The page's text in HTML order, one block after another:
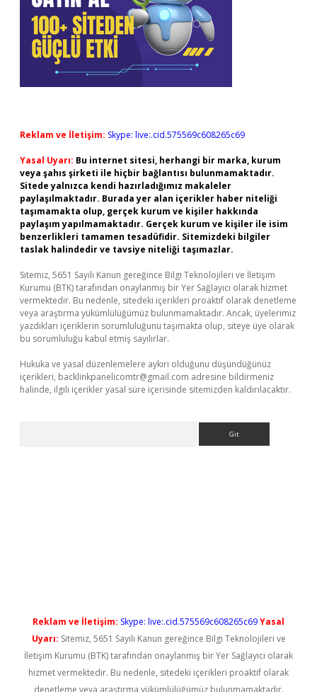
Reklam ve İletişim: Skype: live:.cid.575569c608265c69
Yasal Uyarı: Bu internet sitesi, herhangi bir marka, kurum
veya şahıs şirketi ile hiçbir bağlantısı bulunmamaktadır.
Sitede yalnızca kendi hazırladığımız makaleler
paylaşılmaktadır. Burada yer alan içerikler haber niteliği
taşımamakta olup, gerçek kurum ve kişiler hakkında
paylaşım yapılmamaktadır. Gerçek kurum ve kişiler ile isim
benzerlikleri tamamen tesadüfidir. Sitemizdeki bilgiler
taslak halindedir ve tavsiye niteliği taşımazlar.
Sitemiz, 5651 Sayılı Kanun gereğince Bilgi Teknolojileri ve İletişim
Kurumu (BTK) tarafından onaylanmış bir Yer Sağlayıcı olarak hizmet
vermektedir. Bu nedenle, sitedeki içerikleri proaktif olarak denetleme
veya araştırma yükümlülüğümüz bulunmamaktadır. Ancak, üyelerimiz
yazdıkları içeriklerin sorumluluğunu taşımakta olup, siteye üye olarak
bu sorumluluğu kabul etmiş sayılırlar.
Hukuka ve yasal düzenlemelere aykırı olduğunu düşündüğünüz
içerikleri, backlinkpanelicomtr@gmail.com adresine bildirmeniz
halinde, ilgili içerikler yasal süre içerisinde sitemizden kaldırılacaktır.
Reklam ve İletişim: Skype: live:.cid.575569c608265c69Yasal
Uyarı: Sitemiz, 5651 Sayılı Kanun gereğince Bilgi Teknolojileri ve
İletişim Kurumu (BTK) tarafından onaylanmış bir Yer Sağlayıcı olarak
hizmet vermektedir. Bu nedenle, sitedeki içerikleri proaktif olarak
denetleme veya araştırma yükümlülüğümüz bulunmamaktadır.